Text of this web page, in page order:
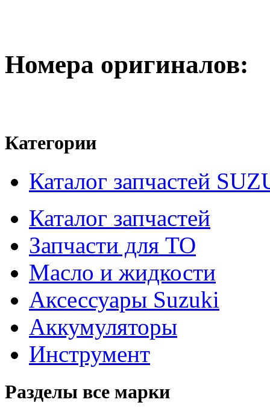
Номера оригиналов:
Категории
Каталог запчастей
Каталог запчастей
Запчасти для ТО
Масло и жидкости
Аксессуары Suzuki
Аккумуляторы
Инструмент
Разделы все марки